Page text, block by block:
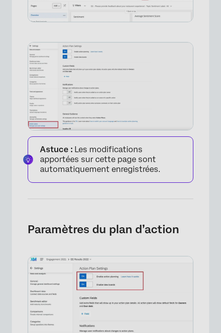
Astuce : Les modifications
apportées sur cette page sont
automatiquement enregistrées.
Paramètres du plan d’action